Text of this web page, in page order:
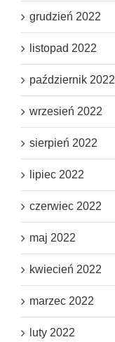
grudzień 2022
listopad 2022
październik 2022
wrzesień 2022
sierpień 2022
lipiec 2022
czerwiec 2022
maj 2022
kwiecień 2022
marzec 2022
luty 2022